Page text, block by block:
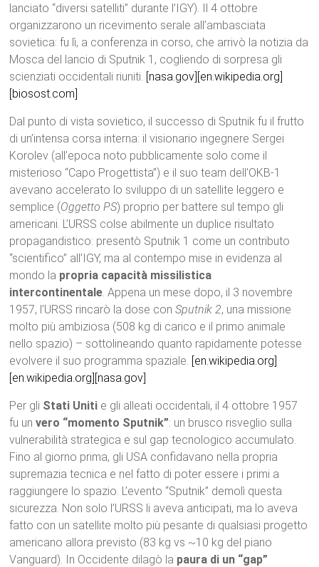
lanciato “diversi satelliti” durante l’IGY). Il 4 ottobre
organizzarono un ricevimento serale all’ambasciata
sovietica: fu lì, a conferenza in corso, che arrivò la notizia da
Mosca del lancio di Sputnik 1, cogliendo di sorpresa gli
scienziati occidentali riuniti. [nasa.gov] [en.wikipedia.org]
[biosost.com]
Dal punto di vista sovietico, il successo di Sputnik fu il frutto
di un’intensa corsa interna: il visionario ingegnere Sergei
Korolev (all’epoca noto pubblicamente solo come il
misterioso “Capo Progettista”) e il suo team dell’OKB-1
avevano accelerato lo sviluppo di un satellite leggero e
semplice (Oggetto PS) proprio per battere sul tempo gli
americani. L’URSS colse abilmente un duplice risultato
propagandistico: presentò Sputnik 1 come un contributo
“scientifico” all’IGY, ma al contempo mise in evidenza al
mondo la propria capacità missilistica
intercontinentale. Appena un mese dopo, il 3 novembre
1957, l’URSS rincarò la dose conSputnik 2, una missione
molto più ambiziosa (508 kg di carico e il primo animale
nello spazio) – sottolineando quanto rapidamente potesse
evolvere il suo programma spaziale. [en.wikipedia.org]
[en.wikipedia.org] [nasa.gov]
Per gli Stati Uniti e gli alleati occidentali, il 4 ottobre 1957
fu unvero “momento Sputnik”: un brusco risveglio sulla
vulnerabilità strategica e sul gap tecnologico accumulato.
Fino al giorno prima, gli USA confidavano nella propria
supremazia tecnica e nel fatto di poter essere i primi a
raggiungere lo spazio. L’evento “Sputnik” demolì questa
sicurezza. Non solo l’URSS li aveva anticipati, ma lo aveva
fatto con un satellite molto più pesante di qualsiasi progetto
americano allora previsto (83 kg vs ~10 kg del piano
Vanguard). In Occidente dilagò la paura di un “gap”